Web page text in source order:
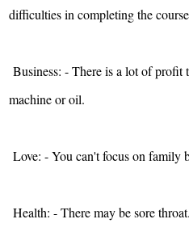
difficulties in completing the
Business: - There is a lot of profit
machine or oil.
Love: - You can't focus on family
Health: - There may be sore throat.